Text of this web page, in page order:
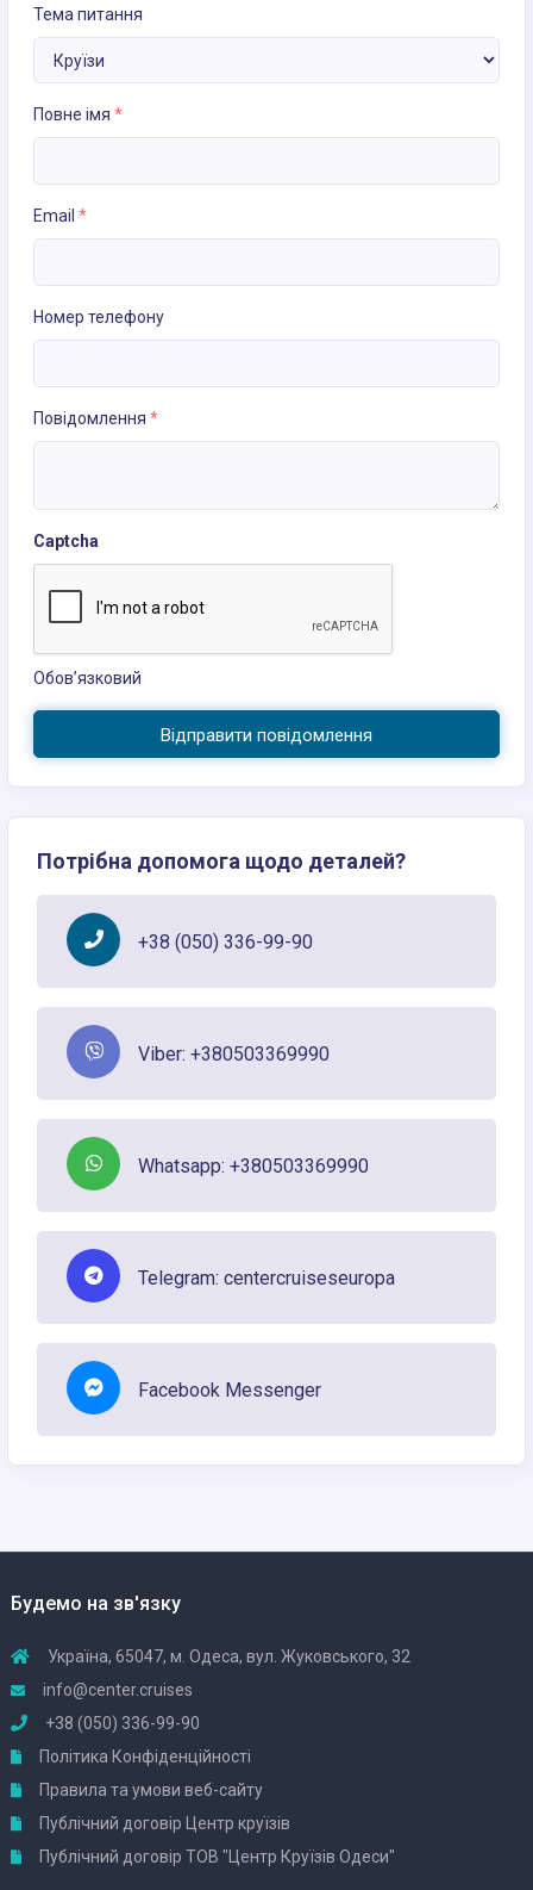
Тема питання
Повне імя *
Email *
Номер телефону
Повідомлення *
Captcha
Обов’язковий
Відправити повідомлення
Потрібна допомога щодо деталей?
+38 (050) 336-99-90
Viber: +380503369990
Whatsapp: +380503369990
Telegram: centercruiseseuropa
Facebook Messenger
Будемо на зв'язку
Україна, 65047, м. Одеса, вул. Жуковського, 32
info@center.cruises
+38 (050) 336-99-90
Політика Конфіденційності
Правила та умови веб-сайту
Публічний договір Центр круїзів
Публічний договір ТОВ "Центр Круїзів Одеси"